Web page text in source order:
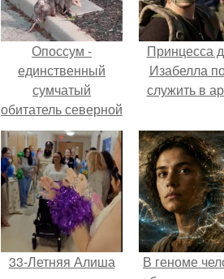
Опоссум -
единственный
сумчатый
обитатель северной
америки.
Принцесса
Изабелла
служить в
33-Летняя Алиша
В геноме